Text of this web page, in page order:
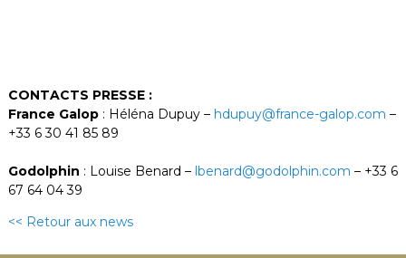
CONTACTS PRESSE :
France Galop: Héléna Dupuy – hdupuy@france-galop.com –
+33 6 30 41 85 89
Godolphin : Louise Benard – lbenard@godolphin.com – +33 6
67 64 04 39
<< Retour aux news